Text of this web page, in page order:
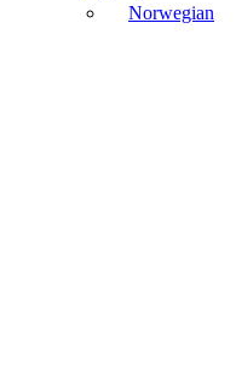
Norwegian